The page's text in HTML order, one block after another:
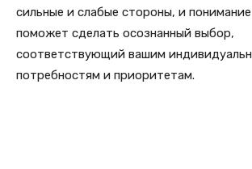
сильные и слабые стороны, и
поможет сделать осознанный выбор,
соответствующий вашим
потребностям и приоритетам.